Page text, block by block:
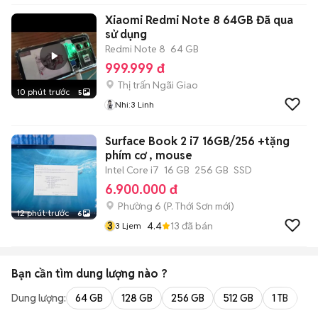
10 phút trước 5
Xiaomi Redmi Note 8 64GB Đã qua
sử dụng
Redmi Note 8 64 GB
999.999 đ
Thị trấn Ngãi Giao
Nhi:3 Linh
12 phút trước 6
Surface Book 2 i7 16GB/256 +tặng
phím cơ , mouse
Intel Core i7 16 GB 256 GB SSD
6.900.000 đ
Phường 6 (P. Thới Sơn mới)
3 3 Ljem 4.4 13 đã bán
Bạn cần tìm dung lượng nào ?
Dung lượng: 64 GB 128 GB 256 GB 512 GB 1 TB